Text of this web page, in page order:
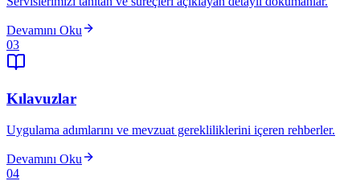
Devamını Oku
03
Kılavuzlar
Uygulama adımlarını ve mevzuat gerekliliklerini içeren rehberler.
Devamını Oku
04